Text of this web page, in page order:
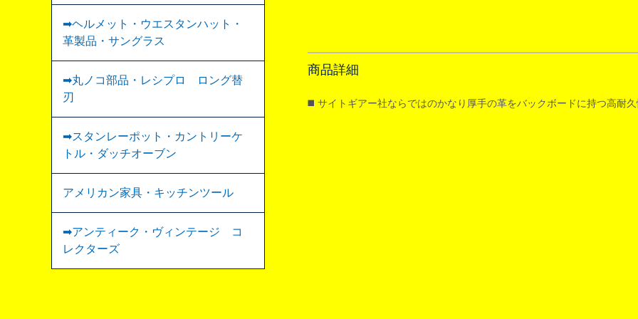
商品詳細
◼️ サイトギアー社ならではのかなり厚手の革をバックボードに持つ高耐
➡ヘルメット・ウエスタンハット・
革製品・サングラス
➡丸ノコ部品・レシプロ ロング替
刃
➡スタンレーポット・カントリーケ
トル・ダッチオーブン
アメリカン家具・キッチンツール
➡︎アンティーク・ヴィンテージ コ
レクターズ